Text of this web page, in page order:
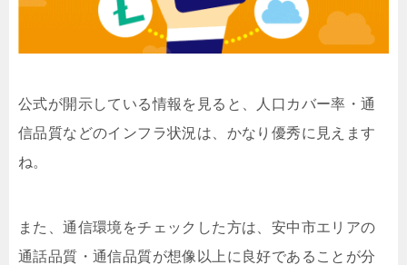
公式が開示している情報を見ると、人口カバー率・通
信品質などのインフラ状況は、かなり優秀に見えます
ね。
また、通信環境をチェックした方は、安中市エリアの
通話品質・通信品質が想像以上に良好であることが分